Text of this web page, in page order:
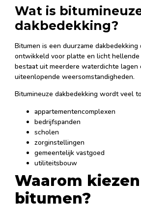
Wat is
dakbedekking?
Bitumen is een duurzame dakbedekking
ontwikkeld voor platte en licht hellende
bestaat uit meerdere waterdichte lagen
uiteenlopende weersomstandigheden.
Bitumineuze dakbedekking wordt veel
appartementencomplexen
bedrijfspanden
scholen
zorginstellingen
gemeentelijk vastgoed
utiliteitsbouw
Waarom
bitumen?